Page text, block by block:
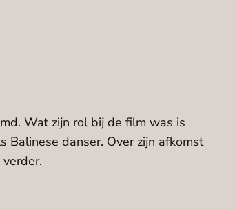
Wat zijn rol bij de film was is
Balinese danser. Over zijn afkomst